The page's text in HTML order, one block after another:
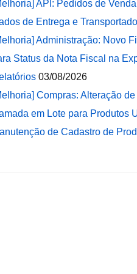
API: Pedidos de
de Entrega e
Administração: Novo
Status da Nota Fiscal na
03/08/2026
Compras: Alteração
em Lote para Produtos
de Cadastro de